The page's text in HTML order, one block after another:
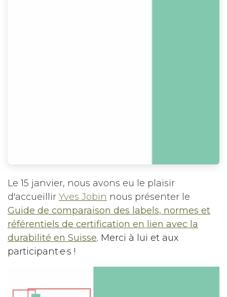
Le 15 janvier, nous avons eu le plaisir
d'accueillir Yves Jobin nous présenter le
Guide de comparaison des labels, normes et
référentiels de certification en lien avec la
durabilité en Suisse. Merci à lui et aux
participant·e·s !